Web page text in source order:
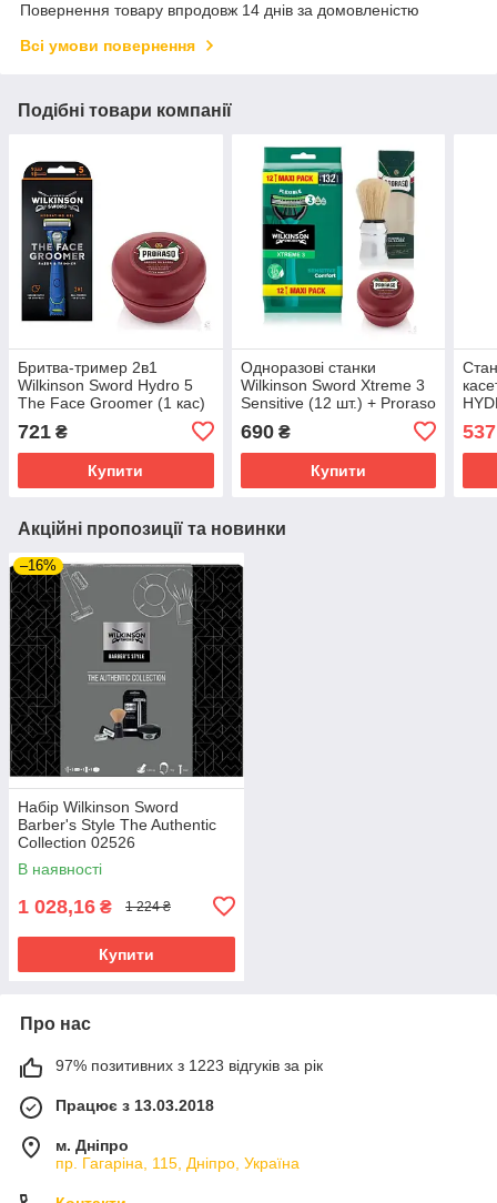
Повернення товару впродовж 14 днів за домовленістю
Всі умови повернення
Подібні товари компанії
Бритва-тример 2в1
Wilkinson Sword Hydro 5
The Face Groomer (1 кас)
Proraso для жорсткої
щетини
721 ₴
Купити
Одноразові станки
Wilkinson Sword Xtreme 3
Sensitive (12 шт.) + Proraso
гоління 150 мл
690₴
Купити
Акційні пропозиції та новинки
–16%
Набір Wilkinson Sword
Barber's Style The Authentic
Collection 02526
В наявності
1 028,16 ₴ 1 224 ₴
Купити
Про нас
97% позитивних з 1223 відгуків за рік
Працює з 13.03.2018
м. Дніпро
пр. Гагаріна, 115, Дніпро, Україна